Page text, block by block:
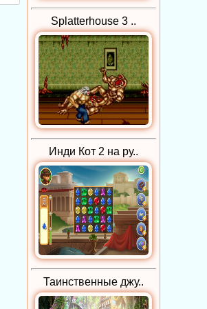
Splatterhouse 3 ..
Инди Кот 2 на ру..
Таинственные джу..